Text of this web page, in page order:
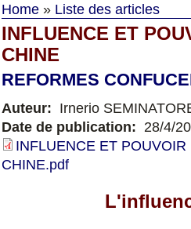
Home » Liste des articles
INFLUENCE ET
CHINE
REFORMES
Auteur: Irnerio
Date de publication: 28/4/
INFLUENCE ET
CHINE.pdf